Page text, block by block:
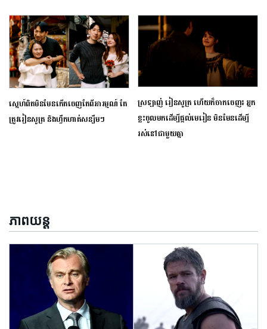
ស្នេហ៍ពិតមិនមែនកើតចេញតែពីអារម្មណ៍ តែ
ត្រូវរៀនសូត្រ និងហ្វឹកហាត់សន្សឹមៗ
ស្រឡាញ់ រៀនសូត្រ ហើយក៏ចាកចេញ៖ អ្នក
ខ្លះចូលមកដើម្បីផ្ដល់មេរៀន មិនមែនដើម្បី
រស់នៅជាមួយគ្នា
ភាពយន្ត